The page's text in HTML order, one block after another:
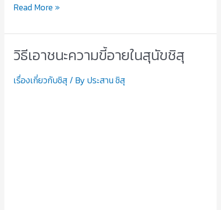
Read More »
วิธีเอาชนะความขี้อายในสุนัขชิสุ
เรื่องเกี่ยวกับชิสุ / By ประสาน ชิสุ
วิธี
ความ